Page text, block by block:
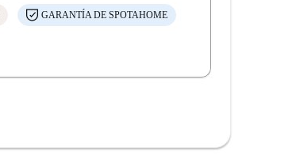
GARANTÍA DE SPOTAHOME